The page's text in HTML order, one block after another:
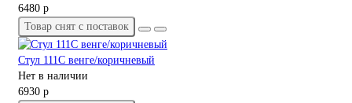
6480 р
Товар снят с поставок
Стул 111С венге/коричневый
Нет в наличии
6930 р